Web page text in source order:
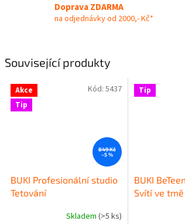
Doprava ZDARMA
na odjednávky od 2000,- Kč*
Související produkty
Akce
Tip
849 Kč
–5 %
BUKI Profesionální studio
Tetování
Skladem (>5 ks)
Kód: 5437 Tip
BUKI
Svítí ve tmě